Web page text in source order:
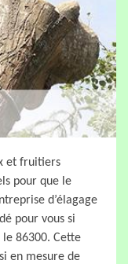
et fruitiers
pour que le
d’élagage
pour vous si
86300. Cette
en mesure de